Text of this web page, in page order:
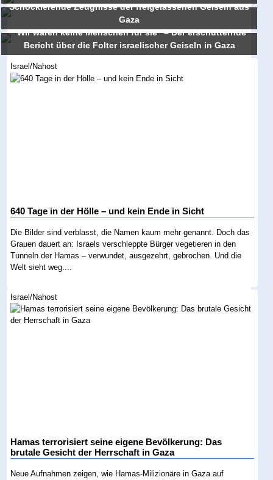
Schockierende Zeugnisse der freigelassenen Geiseln aus
Gaza
"Wir waren keine Menschen für sie" – Der erschütternde
Bericht über die Folter israelischer Geiseln in Gaza
Israel/Nahost
640 Tage in der Hölle – und kein Ende in Sicht
Die Bilder sind verblasst, die Namen kaum mehr genannt. Doch das
Grauen dauert an: Israels verschleppte Bürger vegetieren in den
Tunneln der Hamas – verwundet, ausgezehrt, gebrochen. Und die
Welt sieht weg....
Israel/Nahost
Hamas terrorisiert seine eigene Bevölkerung: Das
brutale Gesicht der Herrschaft in Gaza
Neue Aufnahmen zeigen, wie Hamas-Milizionäre in Gaza auf